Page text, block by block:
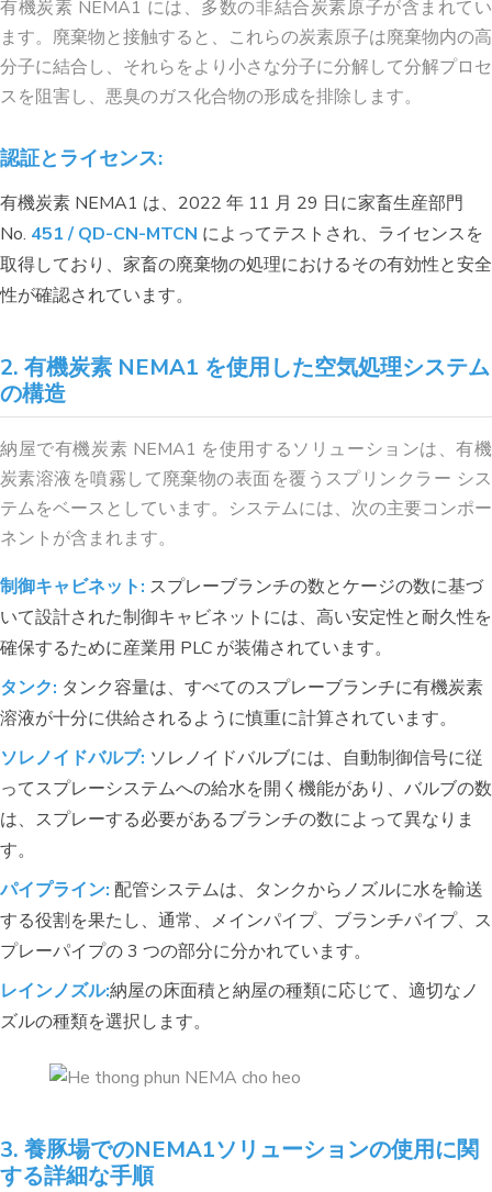
有機炭素 NEMA1 には、多数の非結合炭素原子が含まれてい
ます。廃棄物と接触すると、これらの炭素原子は廃棄物内の高
分子に結合し、それらをより小さな分子に分解して分解プロセ
スを阻害し、悪臭のガス化合物の形成を排除します。
認証とライセンス:
有機炭素 NEMA1 は、2022 年 11 月 29 日に家畜生産部門
No. 451 / QD-CN-MTCN によってテストされ、ライセンスを
取得しており、家畜の廃棄物の処理におけるその有効性と安全
性が確認されています。
2. 有機炭素 NEMA1 を使用した空気処理システム
の構造
納屋で有機炭素 NEMA1 を使用するソリューションは、有機
炭素溶液を噴霧して廃棄物の表面を覆うスプリンクラー シス
テムをベースとしています。システムには、次の主要コンポー
ネントが含まれます。
制御キャビネット: スプレーブランチの数とケージの数に基づ
いて設計された制御キャビネットには、高い安定性と耐久性を
確保するために産業用 PLC が装備されています。
タンク: タンク容量は、すべてのスプレーブランチに有機炭素
溶液が十分に供給されるように慎重に計算されています。
ソレノイドバルブ: ソレノイドバルブには、自動制御信号に従
ってスプレーシステムへの給水を開く機能があり、バルブの数
は、スプレーする必要があるブランチの数によって異なりま
す。
パイプライン: 配管システムは、タンクからノズルに水を輸送
する役割を果たし、通常、メインパイプ、ブランチパイプ、ス
プレーパイプの 3 つの部分に分かれています。
レインノズル:納屋の床面積と納屋の種類に応じて、適切なノ
ズルの種類を選択します。
3. 養豚場でのNEMA1ソリューションの使用に関
する詳細な手順